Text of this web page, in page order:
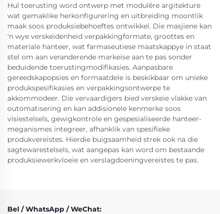
Hul toerusting word ontwerp met modulêre argitekture
wat gemaklike herkonfigurering en uitbreiding moontlik
maak soos produksiebehoeftes ontwikkel. Die masjiene kan
'n wye verskeidenheid verpakkingformate, groottes en
materiale hanteer, wat farmaseutiese maatskappye in staat
stel om aan veranderende markeise aan te pas sonder
beduidende toerustingmodifikasies. Aanpasbare
gereedskapopsies en formaatdele is beskikbaar om unieke
produkspesifikasies en verpakkingsontwerpe te
akkommodeer. Die vervaardigers bied verskeie vlakke van
outomatisering en kan addisionele kenmerke soos
visiestelsels, gewigkontrole en gespesialiseerde hanteer-
meganismes integreer, afhanklik van spesifieke
produkvereistes. Hierdie buigsaamheid strek ook na die
sagtewarestelsels, wat aangepas kan word om bestaande
produksiewerkvloeie en verslagdoeningvereistes te pas.
Bel / WhatsApp / WeChat: